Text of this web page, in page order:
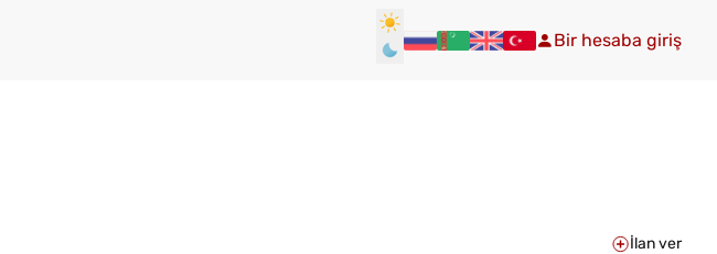
Bir hesaba giriş
İlan ver